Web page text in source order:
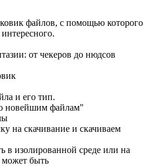
файлов, с помощью которого
от чекеров до нюдсов
и его тип.
новейшим файлам"
на скачивание и скачиваем
в изолированной среде или на
может быть